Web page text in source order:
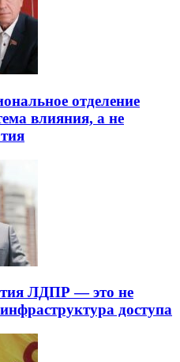
отделение
влияния, а не
ЛДПР — это не
доступа